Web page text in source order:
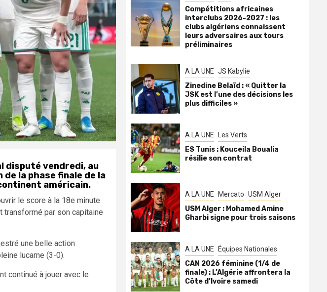
disputé vendredi, au
la phase finale de la
américain.
le score à la 18e minute
transformé par son capitaine
une belle action
lucarne (3-0).
continué à jouer avec le
Compétitions africaines
interclubs 2026-2027 : les
clubs algériens connaissent
leurs adversaires aux tours
préliminaires
A LA UNE JS Kabylie
Zinedine Belaïd : « Quitter la
JSK est l’une des décisions les
plus difficiles »
A LA UNE Les Verts
ES Tunis : Kouceila Boualia
résilie son contrat
A LA UNE Mercato USM Alger
USM Alger : Mohamed Amine
Gharbi signe pour trois saisons
A LA UNE Équipes Nationales
CAN 2026 féminine (1/4 de
finale) : L’Algérie affrontera la
Côte d’Ivoire samedi